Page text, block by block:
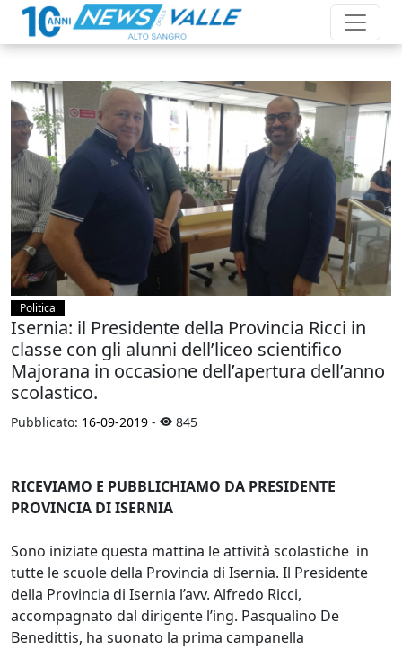
Politica
Isernia: il Presidente della Provincia Ricci in
classe con gli alunni dell’liceo scientifico
Majorana in occasione dell’apertura dell’anno
scolastico.
Pubblicato: 16-09-2019 - 845
RICEVIAMO E PUBBLICHIAMO DA PRESIDENTE
PROVINCIA DI ISERNIA
Sono iniziate questa mattina le attività scolastiche in
tutte le scuole della Provincia di Isernia. Il Presidente
della Provincia di Isernia l’avv. Alfredo Ricci,
accompagnato dal dirigente l’ing. Pasqualino De
Benedittis, ha suonato la prima campanella